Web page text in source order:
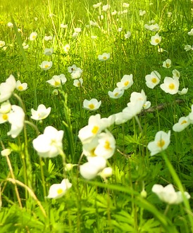
Home 天率教とは ブログ